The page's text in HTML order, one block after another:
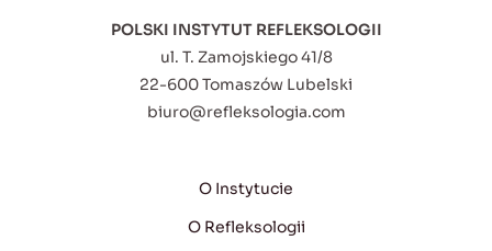
POLSKI INSTYTUT REFLEKSOLOGII
ul. T. Zamojskiego 41/8
22-600 Tomaszów Lubelski
biuro@refleksologia.com
O Instytucie
O Refleksologii